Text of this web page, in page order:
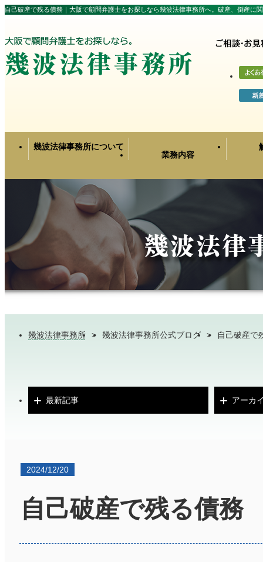
自己破産で残る債務｜大阪で顧問弁護士をお探しなら幾波法律事務所へ。破産、倒産に
幾波法律事務所について
業務内容
幾波法律事務所 > 幾波法律事務所公式ブログ > 自己破産で
最新記事 アーカ
2024/12/20
自己破産で残る債務